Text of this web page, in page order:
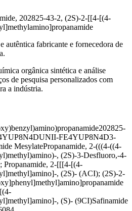
202825-43-2, (2S)-2-[[4-[(4-
autêntica fabricante e fornecedora de
orgânica sintética e análise
de pesquisa personalizados com
a indústria.
202825-
UNII-FE4YUP8N4D3-
MesylatePropanamide, 2-(((4-((4-
, (2S)-3-Desfluoro,-4-
Propanamide, 2-[[[4-[(4-
, (2S)- (ACI); (2S)-2-
, (S)- (9CI)Safinamide